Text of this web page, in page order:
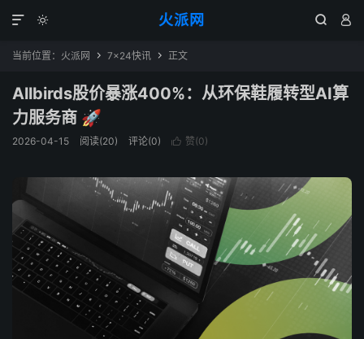
火派网
  

当前位置： 火派网  7×24快讯  正文
Allbirds股价暴涨400%：从环保鞋履转型AI算
力服务商 🚀
2026-04-15 阅读(20) 评论(0)  赞(0)